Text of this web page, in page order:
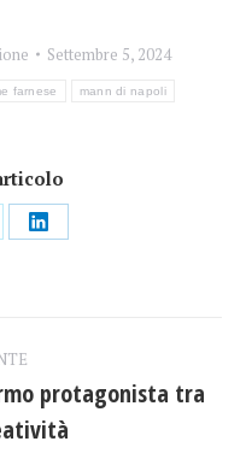
Settembre 5, 2024
farnese mann di napoli
Condividi
protagonista tra